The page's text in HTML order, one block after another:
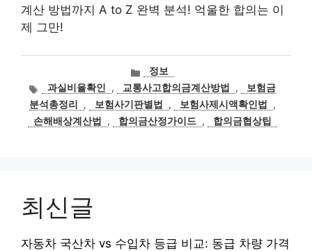
계산 방법까지 A to Z 완벽 분석! 억울한 합의는 이
제 그만!
카
테
고
리
정보
태
그
과실비율확인 , 교통사고합의금계산방법 ,
보험금
분석총정리
, 보험사기판별법 , 보험사제시액확인법
,
손해배상계산법
, 합의금산정가이드 , 합의금협상팁
최신글
자동차 국산차 vs 수입차 등급 비교: 동급 차량 가격